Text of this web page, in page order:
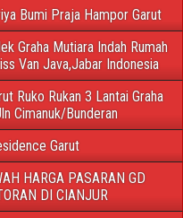
Bumi Praja Hampor Garut
Graha Mutiara Indah Rumah
Van Java,Jabar Indonesia
Ruko Rukan 3 Lantai Graha
Cimanuk/Bunderan
Garut
HARGA PASARAN GD
DI CIANJUR